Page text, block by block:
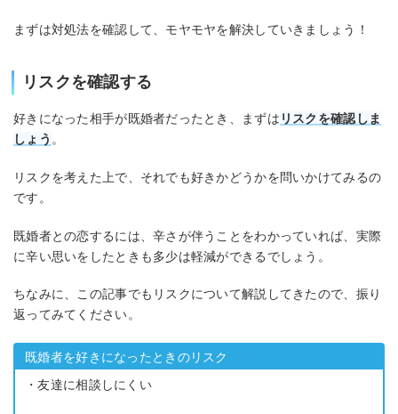
まずは対処法を確認して、モヤモヤを解決していきましょう！
リスクを確認する
好きになった相手が既婚者だったとき、まずは リスクを確認しま
しょう 。
リスクを考えた上で、それでも好きかどうかを問いかけてみるの
です。
既婚者との恋するには、辛さが伴うことをわかっていれば、実際
に辛い思いをしたときも多少は軽減ができるでしょう。
ちなみに、この記事でもリスクについて解説してきたので、振り
返ってみてください。
既婚者を好きになったときのリスク
・友達に相談しにくい